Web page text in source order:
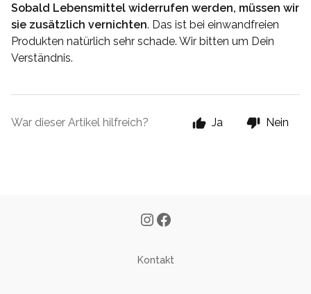
Sobald Lebensmittel widerrufen werden, müssen wir
sie zusätzlich vernichten. Das ist bei einwandfreien
Produkten natürlich sehr schade. Wir bitten um Dein
Verständnis.
War dieser Artikel hilfreich? Ja Nein
Kontakt